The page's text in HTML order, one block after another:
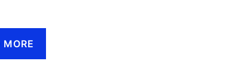
MORE